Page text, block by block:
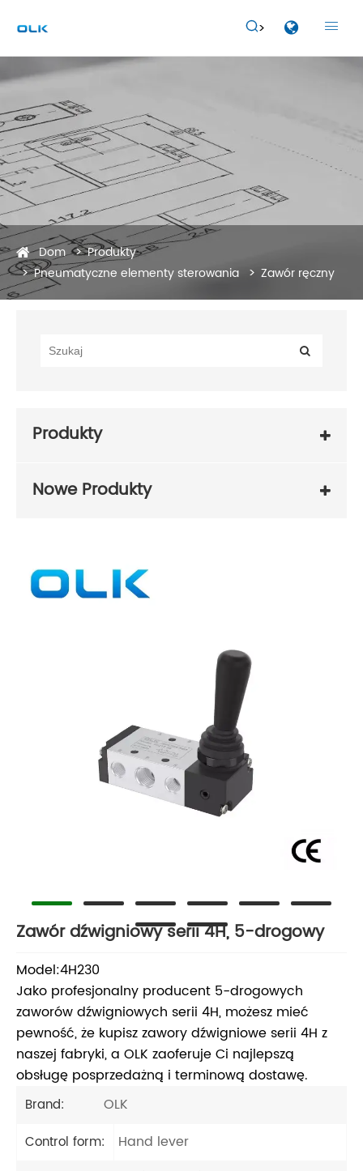
 
Dom
Produkty
Pneumatyczne elementy sterowania
Zawór ręczny
Produkty
Nowe Produkty
Zawór dźwigniowy serii 4H, 5-drogowy
Model:4H230
Jako profesjonalny producent 5-drogowych
zaworów dźwigniowych serii 4H, możesz mieć
pewność, że kupisz zawory dźwigniowe serii 4H z
naszej fabryki, a OLK zaoferuje Ci najlepszą
obsługę posprzedażną i terminową dostawę.
Brand: OLK
Control form: Hand lever